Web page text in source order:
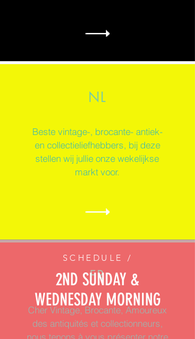
NL
Beste vintage-, brocante- antiek-
en collectieliefhebbers, bij deze
stellen wij jullie onze wekelijkse
markt voor.
FR
Cher Vintage, Brocante, Amoureux
des antiquités et collectionneurs,
SCHEDULE /
2ND SUNDAY &
WEDNESDAY MORNING